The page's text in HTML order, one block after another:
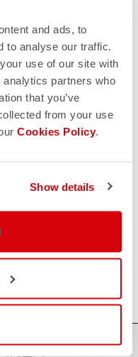
and ads, to
to analyse our traffic.
use of our site with
partners who
that you’ve
from your use
Cookies Policy.
Show details
no te preocupes,